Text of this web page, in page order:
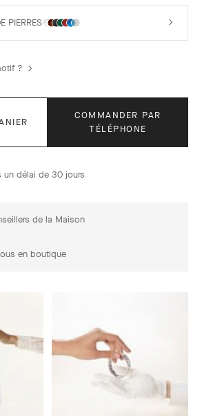
PIERRES
?
COMMANDER PAR
TÉLÉPHONE
un délai de 30 jours
de la Maison
en boutique